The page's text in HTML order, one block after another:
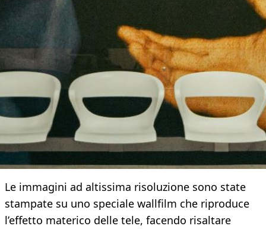
Le immagini ad altissima risoluzione sono state
stampate su uno speciale wallfilm che riproduce
l’effetto materico delle tele, facendo risaltare